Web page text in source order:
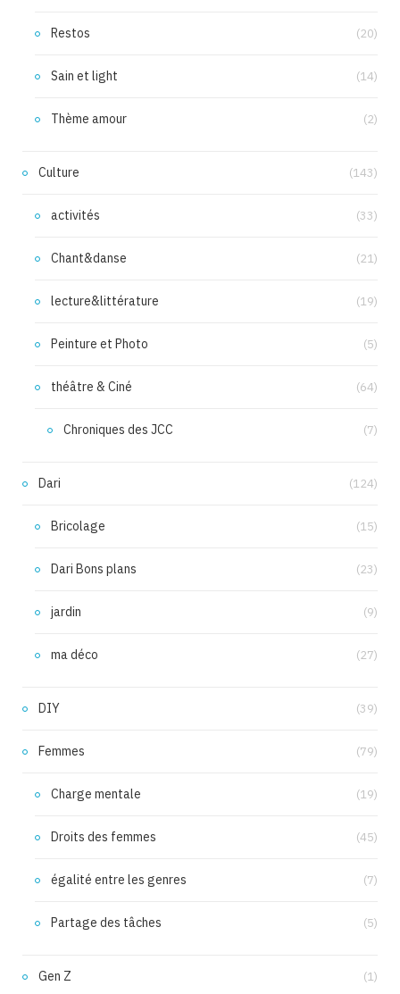
Restos (20)
Sain et light (14)
Thème amour (2)
Culture (143)
activités (33)
Chant&danse (21)
lecture&littérature (19)
Peinture et Photo (5)
théâtre & Ciné (64)
Chroniques des JCC (7)
Dari (124)
Bricolage (15)
Dari Bons plans (23)
jardin (9)
ma déco (27)
DIY (39)
Femmes (79)
Charge mentale (19)
Droits des femmes (45)
égalité entre les genres (7)
Partage des tâches (5)
Gen Z (1)